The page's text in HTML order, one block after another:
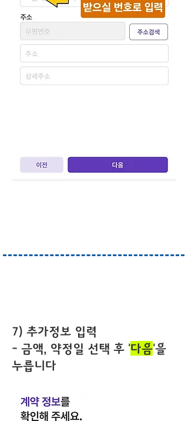
7) 추가정보 입력
- 금액, 약정일 선택 후 '다음'을
누릅니다